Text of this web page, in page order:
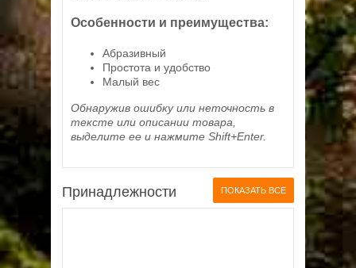
Особенности и преимущества:
Абразивный
Простота и удобство
Малый вес
Обнаружив ошибку или неточность в
тексте или описании товара,
выделите ее и нажмите Shift+Enter.
Принадлежности ПОКАЗАТЬ ВСЕ